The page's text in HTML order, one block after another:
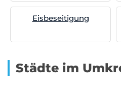
Eisbeseitigung
Städte im